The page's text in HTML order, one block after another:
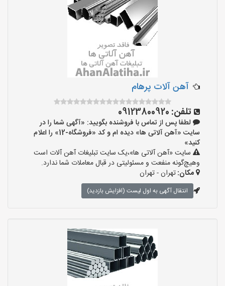
آهن آلات پرهام
تلفن: 09123800920
لطفا پس از تماس با فروشنده بگویید: «آگهی شما را در
سایت «آهن آلاتی ها» دیده ام و کد «فروشگاه-12» را اعلام
کنید»
سایت «آهن آلاتی ها»،یک سایت تبلیغات آهن آلات است
وهیچ‌گونه منفعت و مسئولیتی در قبال معاملات شما ندارد.
مکان:تهران - تهران
انتقال آگهی به اول لیست (افزایش بازدید)